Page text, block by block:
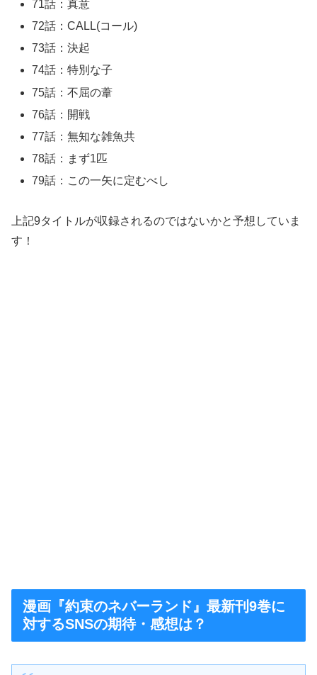
71話：真意
72話：CALL(コール)
73話：決起
74話：特別な子
75話：不屈の葦
76話：開戦
77話：無知な雑魚共
78話：まず1匹
79話：この一矢に定むべし
上記9タイトルが収録されるのではないかと予想していま
す！
漫画『約束のネバーランド』最新刊9巻に
対するSNSの期待・感想は？